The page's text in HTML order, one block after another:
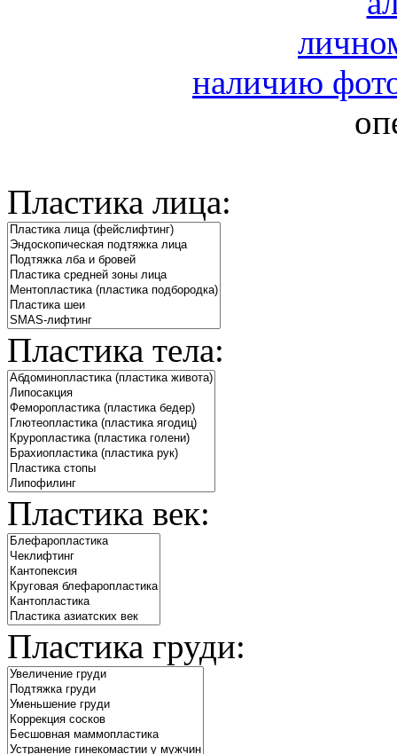
наличию
Пластика лица:
Пластика тела:
Пластика век:
Пластика груди: